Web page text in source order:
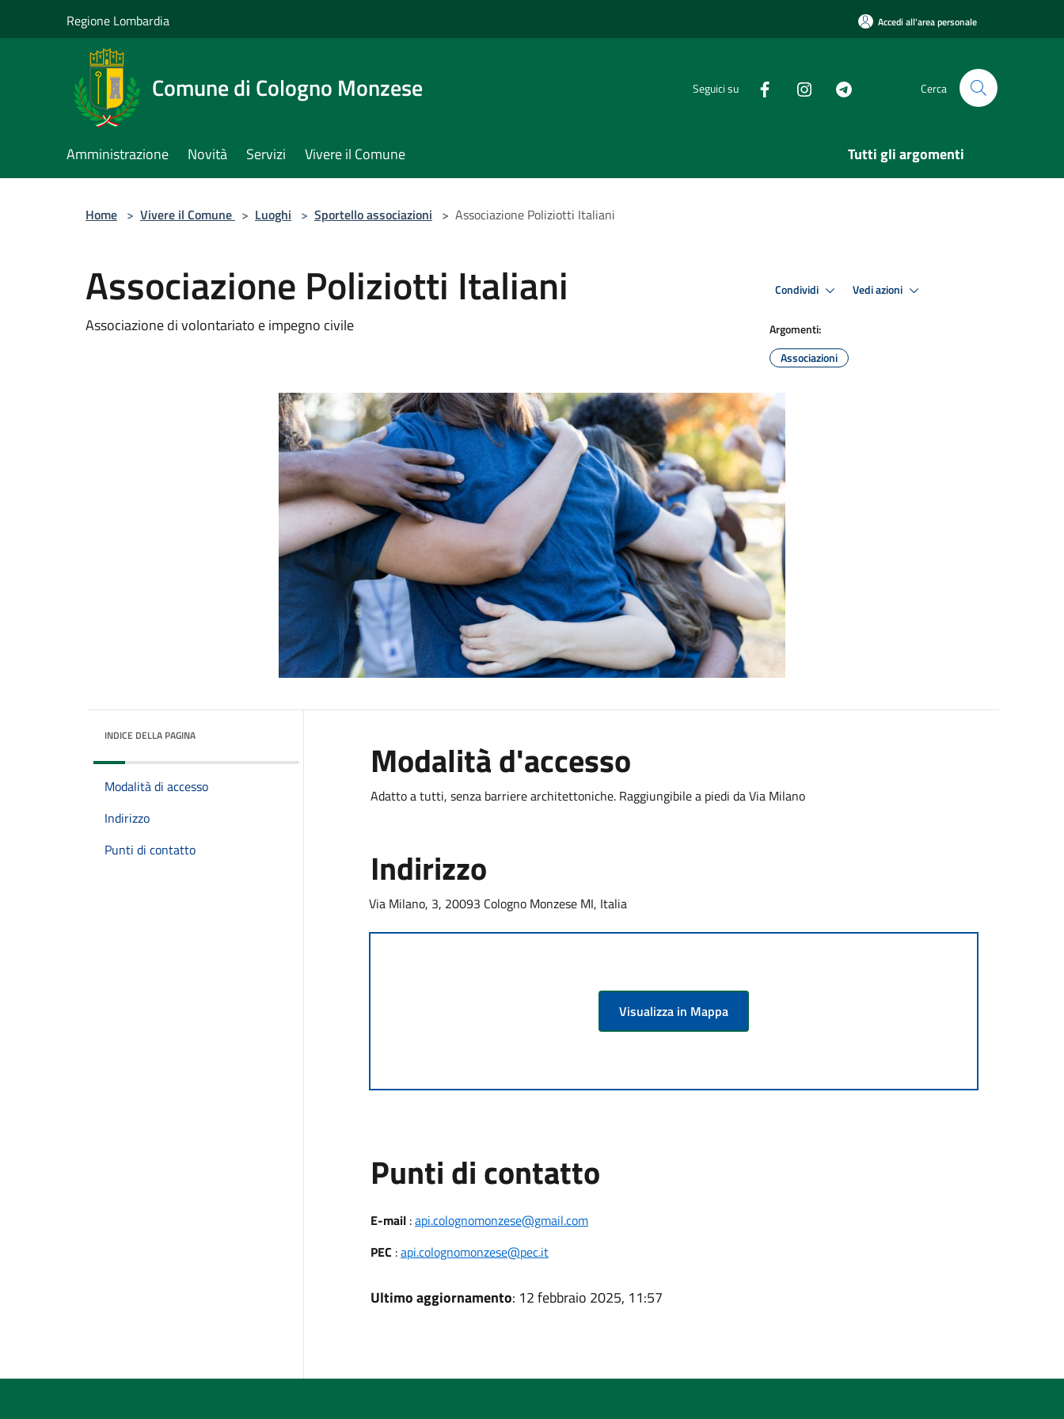
Regione Lombardia Accedi all'area personale
Comune di Cologno Monzese Seguici su Cerca
Amministrazione Novità Servizi Vivere il Comune Tutti gli argomenti
Home > Vivere il Comune > Luoghi > Sportello associazioni > Associazione Poliziotti Italiani
Associazione Poliziotti Italiani
Associazione di volontariato e impegno civile
Condividi Vedi azioni
Argomenti:
Associazioni
INDICE DELLA PAGINA
Modalità di accesso
Indirizzo
Punti di contatto
Modalità d'accesso
Adatto a tutti, senza barriere architettoniche. Raggiungibile a piedi da Via Milano
Indirizzo
Via Milano, 3, 20093 Cologno Monzese MI, Italia
Visualizza in Mappa
Punti di contatto
E-mail:api.colognomonzese@gmail.com
PEC :api.colognomonzese@pec.it
Ultimo aggiornamento: 12 febbraio 2025, 11:57